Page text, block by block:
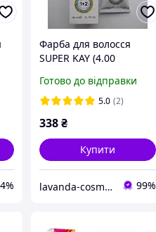
Фарба для волосся
SUPER KAY (4.00
інтенсивний)180 мл
Готово до відправки
5.0 (2)
338₴
Купити
lavanda-cosmetic.prom.ua 99%